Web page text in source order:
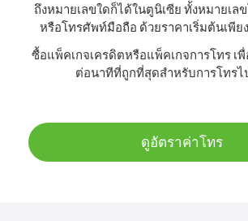
ถึงหมายเลขใดก็ได้ในตูนิเซีย ทั้งหมายเ
หรือโทรศัพท์มือถือ ด้วยราคาเริ่มต้นเพีย
ซื้อแพ็คเกจเครดิตหรือแพ็คเกจการโทร เ
ต่อนาทีที่ถูกที่สุดสำหรับการโทรไ
ดูอัตราค่าโทร